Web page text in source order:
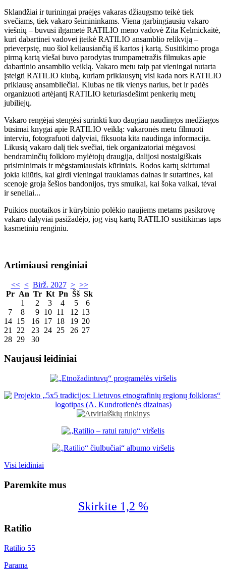
Sklandžiai ir turiningai praėjęs vakaras džiaugsmo teikė tiek
svečiams, tiek vakaro šeimininkams. Viena garbingiausių vakaro
viešnių – buvusi ilgametė RATILIO meno vadovė Zita Kelmickaitė,
kuri dabartinei vadovei įteikė RATILIO ansamblio relikviją –
prieverpstę, nuo šiol keliausiančią iš kartos į kartą. Susitikimo proga
pirmą kartą viešai buvo parodytas trumpametražis filmukas apie
dabartinio ansamblio veiklą. Vakaro metu taip pat vieningai nutarta
įsteigti RATILIO klubą, kuriam priklausytų visi kada nors RATILIO
priklausę ansambliečiai. Klubas ne tik vienys narius, bet ir padės
organizuoti artėjantį RATILIO keturiasdešimt penkerių metų
jubiliejų.
Vakaro rengėjai stengėsi surinkti kuo daugiau naudingos medžiagos
būsimai knygai apie RATILIO veiklą: vakaronės metu filmuoti
interviu, fotografuoti dalyviai, fiksuota kita naudinga informacija.
Likusią vakaro dalį tiek svečiai, tiek organizatoriai mėgavosi
bendraminčių folkloro mylėtojų draugija, dalijosi nostalgiškais
prisiminimais ir mėgstamiausiais kūriniais. Rodos kartų skirtumai
jokia kliūtis, kai girdi vieningai traukiamas dainas ir sutartines, kai
scenoje groja šešios bandonijos, trys smuikai, kai šoka vaikai, tėvai
ir seneliai...
Puikios nuotaikos ir kūrybinio polėkio naujiems metams pasikrovę
vakaro dalyviai pasižadėjo, jog visų kartų RATILIO susitikimas taps
kasmetiniu renginiu.
Artimiausi renginiai
<< < Birž. 2027 > >>
Pr An Tr Kt Pn Šš Sk
1
2 3 4 5
6
7
8 9 10 11 12 13
14 15 16 17 18 19 20
21
22 23 24 25 26 27
28 29 30
Naujausi leidiniai
Visi leidiniai
Paremkite mus
Skirkite 1,2 %
Ratilio
Ratilio 55
Parama